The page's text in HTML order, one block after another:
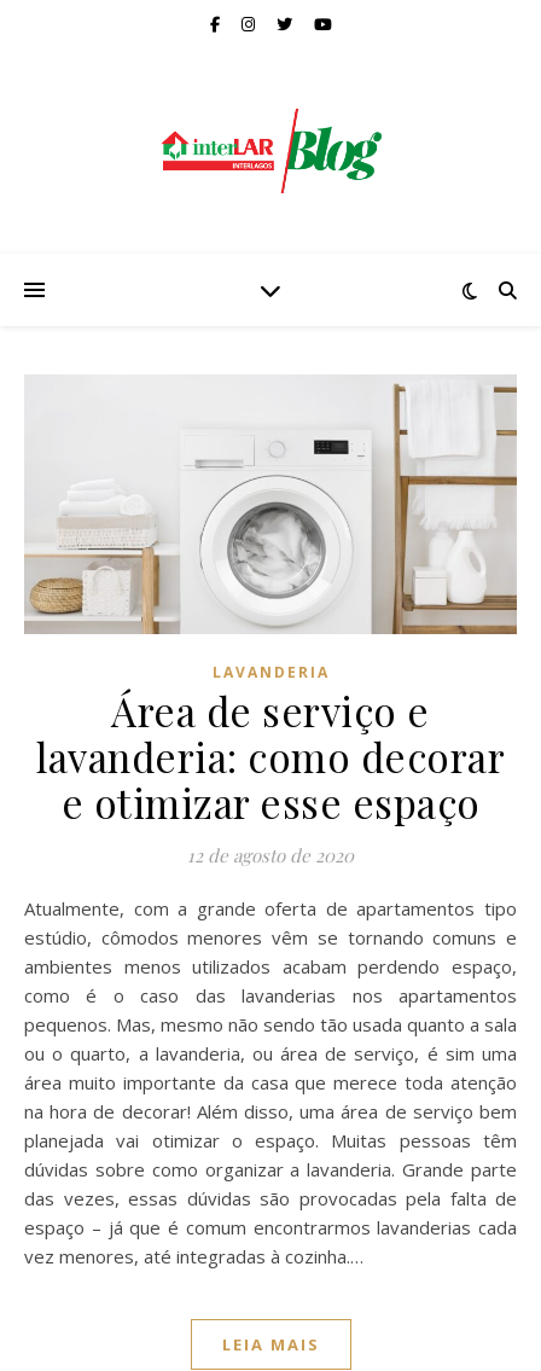
LAVANDERIA
Área de serviço e
lavanderia: como decorar
e otimizar esse espaço
12 de agosto de 2020
Atualmente, com a grande oferta de apartamentos tipo
estúdio, cômodos menores vêm se tornando comuns e
ambientes menos utilizados acabam perdendo espaço,
como é o caso das lavanderias nos apartamentos
pequenos. Mas, mesmo não sendo tão usada quanto a sala
ou o quarto, a lavanderia, ou área de serviço, é sim uma
área muito importante da casa que merece toda atenção
na hora de decorar! Além disso, uma área de serviço bem
planejada vai otimizar o espaço. Muitas pessoas têm
dúvidas sobre como organizar a lavanderia. Grande parte
das vezes, essas dúvidas são provocadas pela falta de
espaço – já que é comum encontrarmos lavanderias cada
vez menores, até integradas à cozinha.…
LEIA MAIS